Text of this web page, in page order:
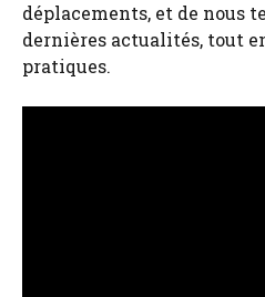
déplacements, et de nous
dernières actualités, tout
pratiques.